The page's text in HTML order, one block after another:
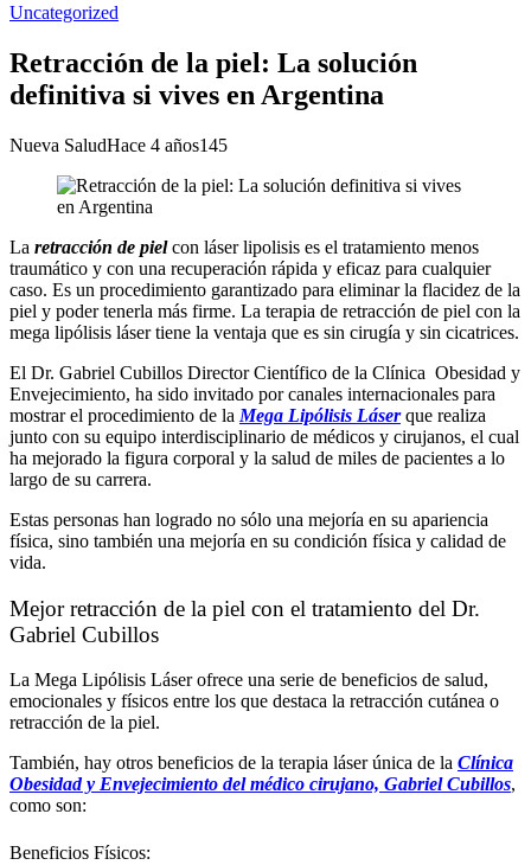
Uncategorized
Retracción de la piel: La solución
definitiva si vives en Argentina
Nueva SaludHace 4 años145
La retracción de pielcon láser lipolisis es el tratamiento menos
traumático y con una recuperación rápida y eficaz para cualquier
caso. Es un procedimiento garantizado para eliminar la flacidez de la
piel y poder tenerla más firme. La terapia de retracción de piel con la
mega lipólisis láser tiene la ventaja que es sin cirugía y sin cicatrices.
El Dr. Gabriel Cubillos Director Científico de la Clínica Obesidad y
Envejecimiento, ha sido invitado por canales internacionales para
mostrar el procedimiento de la Mega Lipólisis Láserque realiza
junto con su equipo interdisciplinario de médicos y cirujanos, el cual
ha mejorado la figura corporal y la salud de miles de pacientes a lo
largo de su carrera.
Estas personas han logrado no sólo una mejoría en su apariencia
física, sino también una mejoría en su condición física y calidad de
vida.
Mejor retracción de la piel con el tratamiento del Dr.
Gabriel Cubillos
La Mega Lipólisis Láser ofrece una serie de beneficios de salud,
emocionales y físicos entre los que destaca la retracción cutánea o
retracción de la piel.
También, hay otros beneficios de la terapia láser única de la Clínica
Obesidad y Envejecimiento del médico cirujano, Gabriel Cubillos,
como son:
Beneficios Físicos: